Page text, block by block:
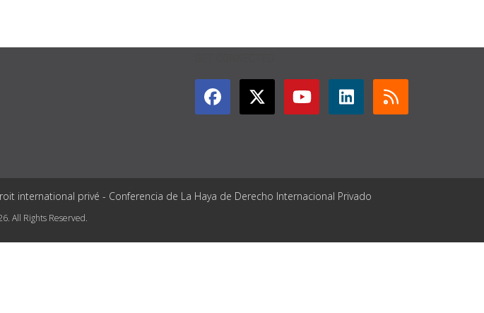
international privé - Conferencia de La Haya de Derecho Internacional Privado
All Rights Reserved.